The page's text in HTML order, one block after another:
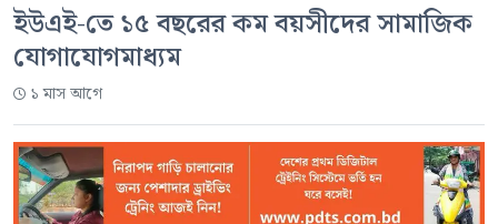
ইউএই-তে ১৫ বছরের কম বয়সীদের সামাজিক
যোগাযোগমাধ্যম
১ মাস আগে